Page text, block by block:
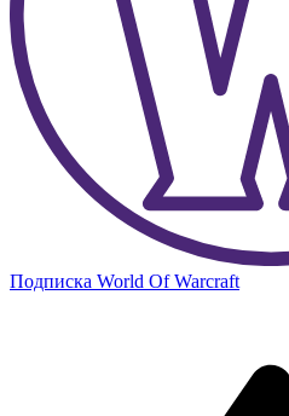
Подписка World Of Warcraft